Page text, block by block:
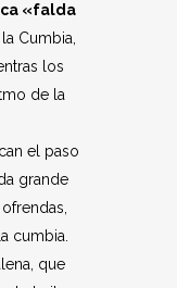
«falda
Cumbia,
los
de la
el paso
grande
cumbia.
que